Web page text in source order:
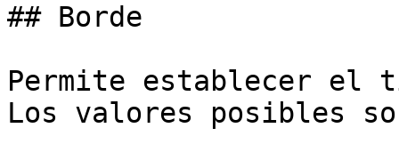
## Borde
Permite establecer el
Los valores posibles